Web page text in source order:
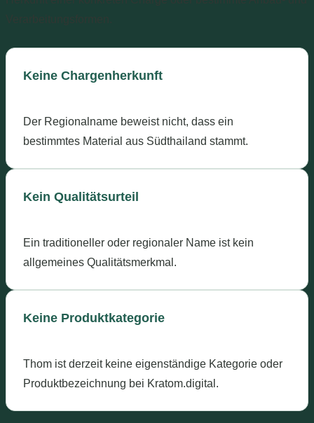
Keine Chargenherkunft
Der Regionalname beweist nicht, dass ein
bestimmtes Material aus Südthailand stammt.
Kein Qualitätsurteil
Ein traditioneller oder regionaler Name ist kein
allgemeines Qualitätsmerkmal.
Keine Produktkategorie
Thom ist derzeit keine eigenständige Kategorie oder
Produktbezeichnung bei Kratom.digital.